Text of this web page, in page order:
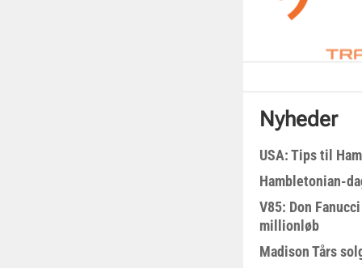
Nyheder
USA: Tips til
Hambletonian-
V85: Don
millionløb
Madison Tårs